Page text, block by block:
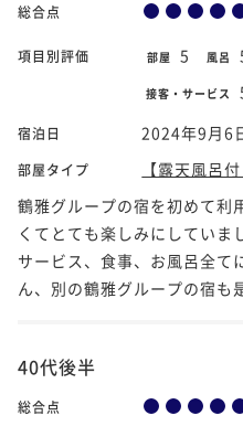
総合点
項目別評価 部屋 5 風呂
接客・サービス
宿泊日 2024年9月6
部屋タイプ
【露天風呂
鶴雅グループの宿を初めて利
くてとても楽しみにしていま
サービス、食事、お風呂全て
ん、別の鶴雅グループの宿も
40代後半
総合点